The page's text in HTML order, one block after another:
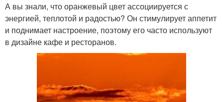
А вы знали, что оранжевый цвет ассоциируется с
энергией, теплотой и радостью? Он стимулирует аппетит
и поднимает настроение, поэтому его часто используют
в дизайне кафе и ресторанов.